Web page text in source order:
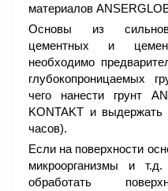
материалов
Основы из
цементных и
необходимо
глубокопроницаемых
чего нанести грунт
KONTAKT и
часов).
Если на поверхности
микроорганизмы и
обработать